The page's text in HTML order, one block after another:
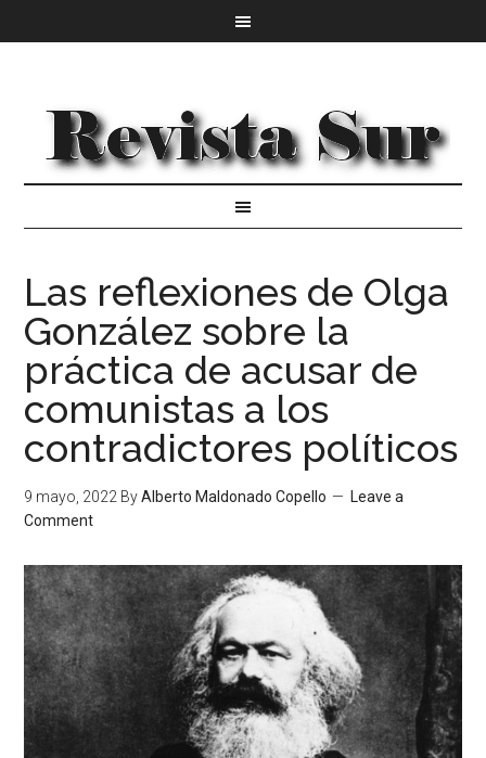
Las reflexiones de Olga
González sobre la
práctica de acusar de
comunistas a los
contradictores políticos
9 mayo, 2022 ByAlberto Maldonado Copello
Leave a
Comment